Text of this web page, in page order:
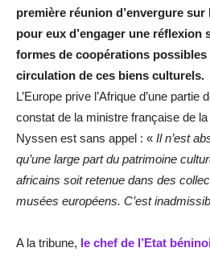
première réunion d’envergure sur
pour eux d’engager une réflexion
formes de coopérations possibles
circulation de ces biens culturels.
L’Europe prive l’Afrique d’une
constat de la ministre française de
Nyssen est sans appel : « Il n’est
qu’une large part du patrimoine
africains soit retenue dans des
musées européens. C’est
A la tribune, le chef de l’Etat